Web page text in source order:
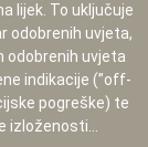
lijek. To uključuje
odobrenih uvjeta,
odobrenih uvjeta
indikacije (”off-
pogreške) te